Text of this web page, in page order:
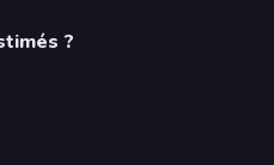
?